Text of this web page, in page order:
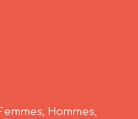
Hommes,